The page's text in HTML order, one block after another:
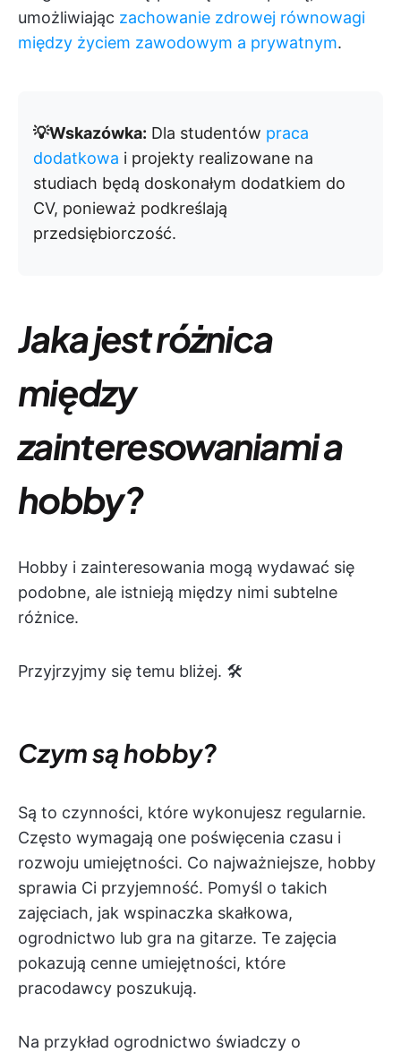
umożliwiając zachowanie zdrowej równowagi
między życiem zawodowym a prywatnym.
💡Wskazówka: Dla studentów praca
dodatkowa i projekty realizowane na
studiach będą doskonałym dodatkiem do
CV, ponieważ podkreślają
przedsiębiorczość.
Jaka jest różnica
między
zainteresowaniami a
hobby?
Hobby i zainteresowania mogą wydawać się
podobne, ale istnieją między nimi subtelne
różnice.
Przyjrzyjmy się temu bliżej. 🛠️
Czym są hobby?
Są to czynności, które wykonujesz regularnie.
Często wymagają one poświęcenia czasu i
rozwoju umiejętności. Co najważniejsze, hobby
sprawia Ci przyjemność. Pomyśl o takich
zajęciach, jak wspinaczka skałkowa,
ogrodnictwo lub gra na gitarze. Te zajęcia
pokazują cenne umiejętności, które
pracodawcy poszukują.
Na przykład ogrodnictwo świadczy o